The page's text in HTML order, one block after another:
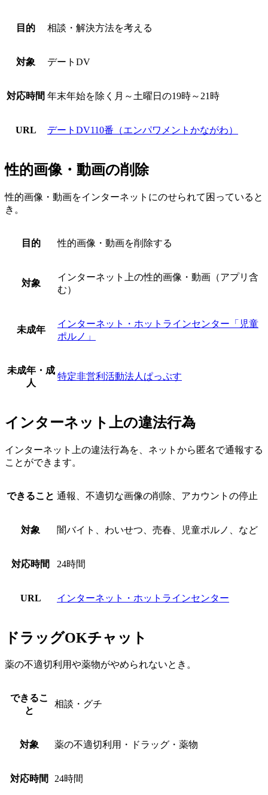
目的 相談・解決方法を考える
対象 デートDV
対応時間 年末年始を除く月～土曜日の19時～21時
URL デートDV110番（エンパワメントかながわ）
性的画像・動画の削除
性的画像・動画をインターネットにのせられて困っていると
き。
目的 性的画像・動画を削除する
対象
インターネット上の性的画像・動画（アプリ含
む）
未成年
インターネット・ホットラインセンター「児童
ポルノ」
未成年・成
人
特定非営利活動法人ぱっぷす
インターネット上の違法行為
インターネット上の違法行為を、ネットから匿名で通報する
ことができます。
できること 通報、不適切な画像の削除、アカウントの停止
対象 闇バイト、わいせつ、売春、児童ポルノ、など
対応時間 24時間
URL インターネット・ホットラインセンター
ドラッグOKチャット
薬の不適切利用や薬物がやめられないとき。
できるこ
と
相談・グチ
対象 薬の不適切利用・ドラッグ・薬物
対応時間 24時間